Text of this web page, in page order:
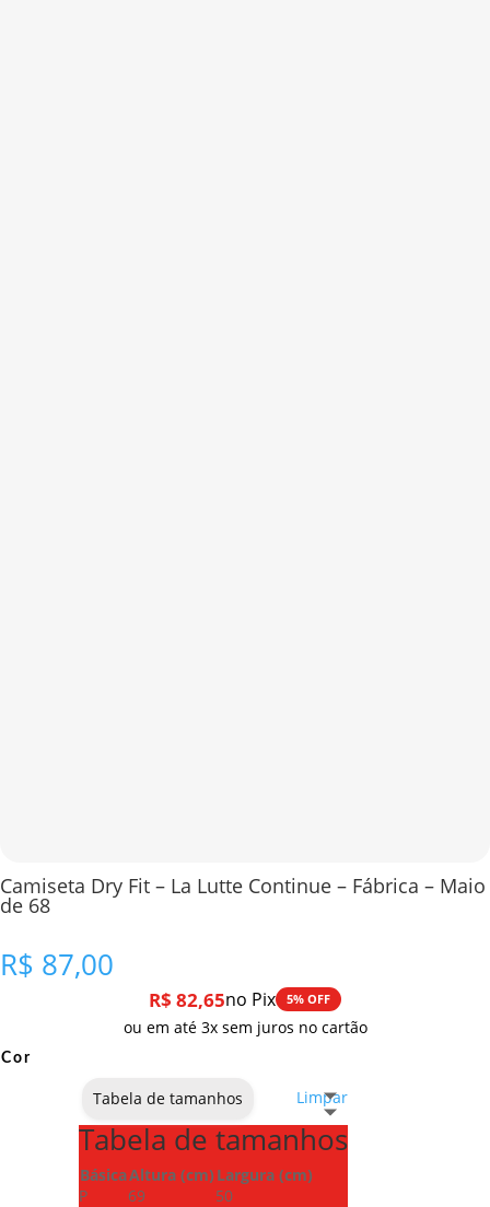
Camiseta Dry Fit – La Lutte Continue – Fábrica – Maio
de 68
R$ 87,00
R$ 82,65no Pix 5% OFF
ou em até 3x sem juros no cartão
Cor
Limpar
Tabela de tamanhos
Tabela de tamanhos
BásicaAltura (cm) Largura (cm)
P
69
50